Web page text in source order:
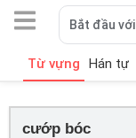
Bắt đầu với
Từ vựng Hán tự
cướp bóc